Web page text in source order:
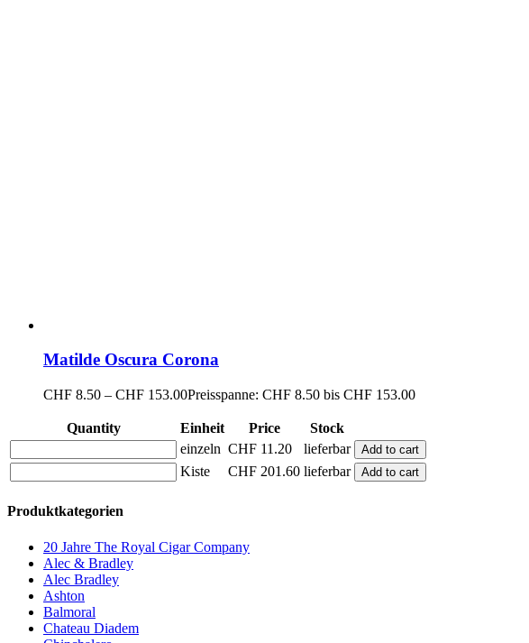
Matilde Oscura Corona
CHF 8.50 – CHF 153.00Preisspanne: CHF 8.50 bis CHF 153.00
Quantity Einheit Price
Stock
einzeln CHF 11.20 lieferbar Add to cart
Kiste CHF 201.60 lieferbar Add to cart
Produktkategorien
20 Jahre The Royal Cigar Company
Alec & Bradley
Alec Bradley
Ashton
Balmoral
Chateau Diadem